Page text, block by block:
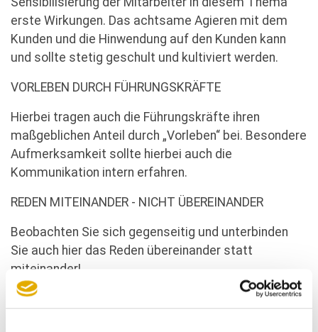
erste Wirkungen. Das achtsame Agieren mit dem
Kunden und die Hinwendung auf den Kunden kann
und sollte stetig geschult und kultiviert werden.
VORLEBEN DURCH FÜHRUNGSKRÄFTE
Hierbei tragen auch die Führungskräfte ihren
maßgeblichen Anteil durch „Vorleben“ bei. Besondere
Aufmerksamkeit sollte hierbei auch die
Kommunikation intern erfahren.
REDEN MITEINANDER - NICHT ÜBEREINANDER
Beobachten Sie sich gegenseitig und unterbinden
Sie auch hier das Reden übereinander statt
miteinander!
KOMMUNIKATIONS-HYGIENE